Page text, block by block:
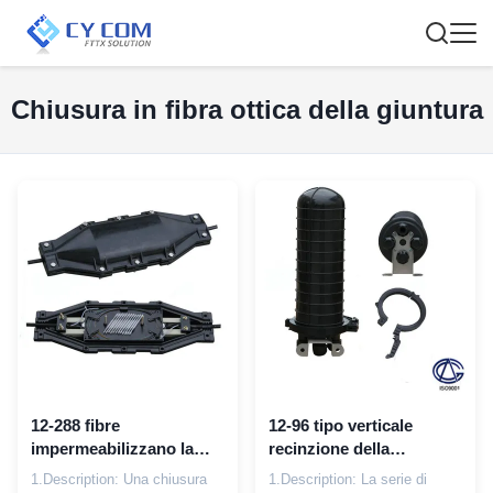
Chiusura in fibra ottica della giuntura
12-288 fibre
impermeabilizzano la
recinzione a fibra ottica
1.Description: Una chiusura
12-96 tipo verticale
recinzione della
giuntura, materiale
1.Description: La serie di